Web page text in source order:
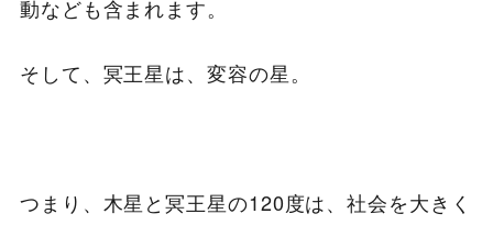
動なども含まれます。
そして、冥王星は、変容の星。
つまり、木星と冥王星の120度は、社会を大きく